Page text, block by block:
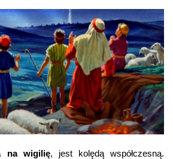
na wigilię, jest kolędą współczesną.